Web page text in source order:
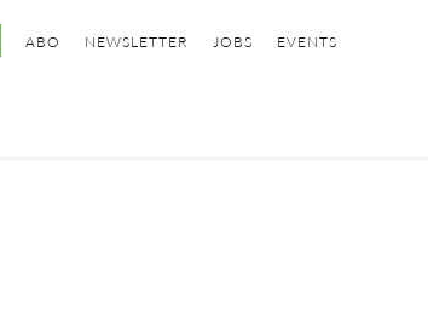
ABO NEWSLETTER JOBS EVENTS